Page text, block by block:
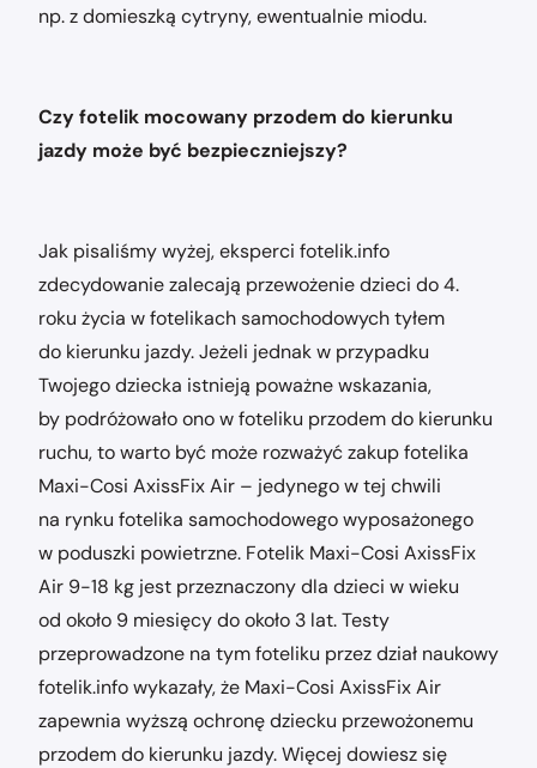
np. z domieszką cytryny, ewentualnie miodu.
Czy fotelik mocowany przodem do kierunku
jazdy może być bezpieczniejszy?
Jak pisaliśmy wyżej, eksperci fotelik.info
zdecydowanie zalecają przewożenie dzieci do 4.
roku życia w fotelikach samochodowych tyłem
do kierunku jazdy. Jeżeli jednak w przypadku
Twojego dziecka istnieją poważne wskazania,
by podróżowało ono w foteliku przodem do kierunku
ruchu, to warto być może rozważyć zakup fotelika
Maxi-Cosi AxissFix Air – jedynego w tej chwili
na rynku fotelika samochodowego wyposażonego
w poduszki powietrzne. Fotelik Maxi-Cosi AxissFix
Air 9-18 kg jest przeznaczony dla dzieci w wieku
od około 9 miesięcy do około 3 lat. Testy
przeprowadzone na tym foteliku przez dział naukowy
fotelik.info wykazały, że Maxi-Cosi AxissFix Air
zapewnia wyższą ochronę dziecku przewożonemu
przodem do kierunku jazdy. Więcej dowiesz się